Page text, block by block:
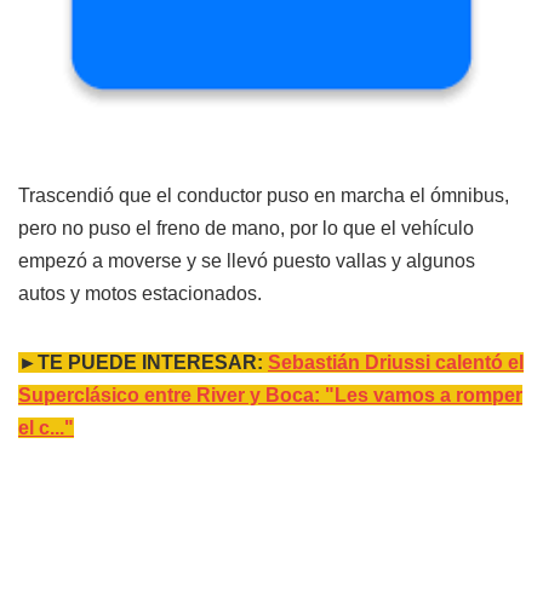
Trascendió que el conductor puso en marcha el ómnibus,
pero no puso el freno de mano, por lo que el vehículo
empezó a moverse y se llevó puesto vallas y algunos
autos y motos estacionados.
►TE PUEDE INTERESAR: Sebastián Driussi calentó el
Superclásico entre River y Boca: "Les vamos a romper
el c..."